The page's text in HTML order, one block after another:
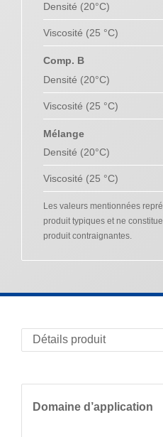
Densité (20°C)
Viscosité (25 °C)
Comp. B
Densité (20°C)
Viscosité (25 °C)
Mélange
Densité (20°C)
Viscosité (25 °C)
Les valeurs mentionnées
produit typiques et ne
produit contraignantes.
Domaine d’application